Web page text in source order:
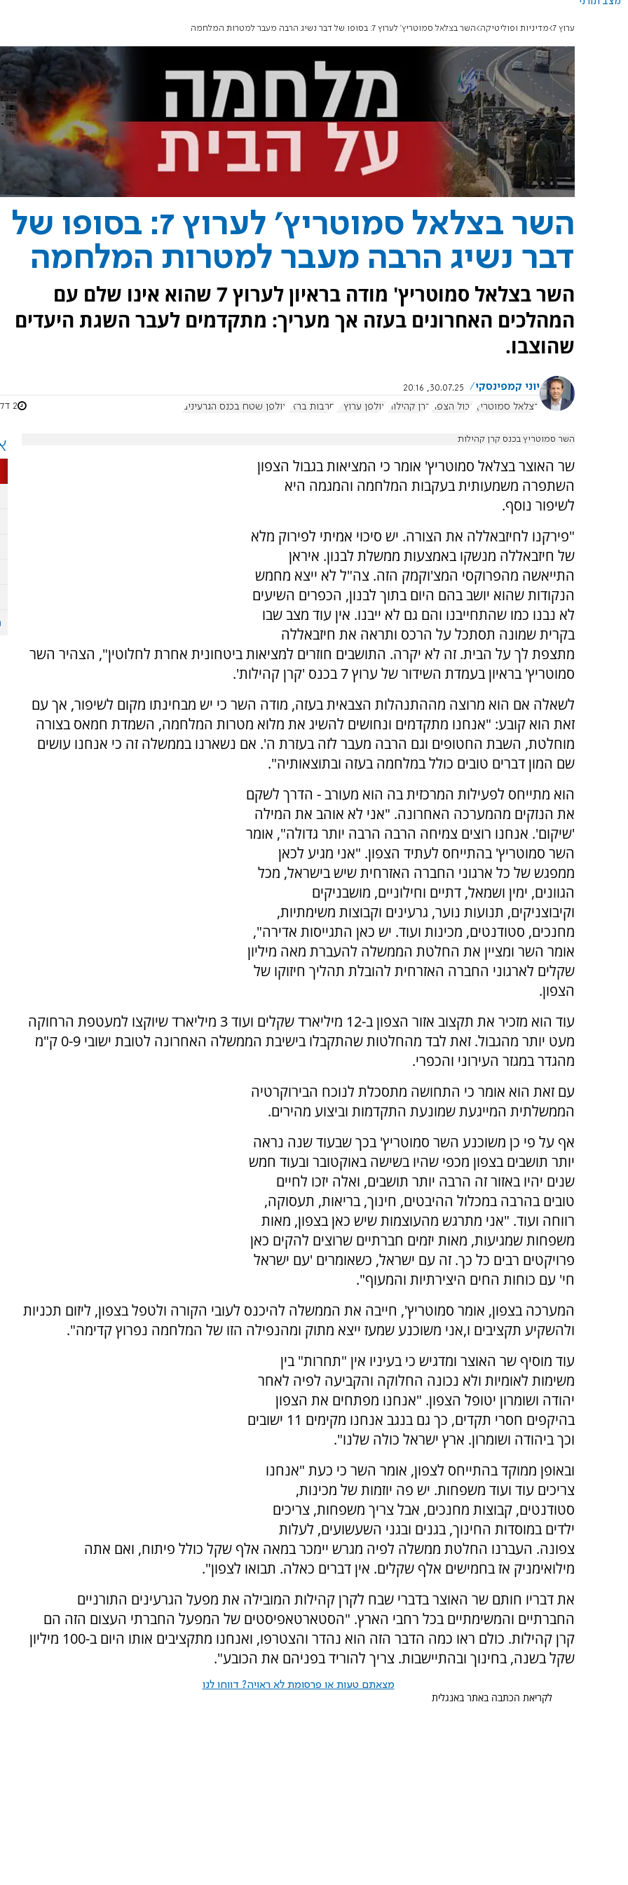
ערוץ 7 מדיניות ופוליטיקה השר בצלאל סמוטריץ' לערוץ 7: בסופו של דבר נשיג הרבה מעבר למטרות המלחמה
השר בצלאל סמוטריץ' לערוץ 7: בסופו של
דבר נשיג הרבה מעבר למטרות המלחמה
השר בצלאל סמוטריץ' מודה בראיון לערוץ 7 שהוא אינו שלם עם
המהלכים האחרונים בעזה אך מעריך: מתקדמים לעבר השגת היעדים
שהוצבו.
יוני קמפינסקי
30.07.25, 20:16
בצלאל סמוטריץ' גבול הצפון קרן קהילות אולפן ערוץ 7 חרבות ברזל אולפן שטח בכנס הגרעינים 2 דקות
השר סמוטריץ בכנס קרן קהילות
שר האוצר בצלאל סמוטריץ' אומר כי המציאות בגבול הצפון
השתפרה משמעותית בעקבות המלחמה והמגמה היא
לשיפור נוסף.
"פירקנו לחיזבאללה את הצורה. יש סיכוי אמיתי לפירוק מלא
של חיזבאללה מנשקו באמצעות ממשלת לבנון. איראן
התייאשה מהפרוקסי המצ'וקמק הזה. צה"ל לא ייצא מחמש
הנקודות שהוא יושב בהם היום בתוך לבנון, הכפרים השיעים
לא נבנו כמו שהתחייבנו והם גם לא ייבנו. אין עוד מצב שבו
בקרית שמונה תסתכל על הרכס ותראה את חיזבאללה
מתצפת לך על הבית. זה לא יקרה. התושבים חוזרים למציאות ביטחונית אחרת לחלוטין", הצהיר השר
סמוטריץ' בראיון בעמדת השידור של ערוץ 7 בכנס 'קרן קהילות'.
לשאלה אם הוא מרוצה מההתנהלות הצבאית בעזה, מודה השר כי יש מבחינתו מקום לשיפור, אך עם
זאת הוא קובע: "אנחנו מתקדמים ונחושים להשיג את מלוא מטרות המלחמה, השמדת חמאס בצורה
מוחלטת, השבת החטופים וגם הרבה מעבר לזה בעזרת ה'. אם נשארנו בממשלה זה כי אנחנו עושים
שם המון דברים טובים כולל במלחמה בעזה ובתוצאותיה".
הוא מתייחס לפעילות המרכזית בה הוא מעורב - הדרך לשקם
את הנזקים מהמערכה האחרונה. "אני לא אוהב את המילה
'שיקום'. אנחנו רוצים צמיחה הרבה הרבה יותר גדולה", אומר
השר סמוטריץ' בהתייחס לעתיד הצפון. "אני מגיע לכאן
ממפגש של כל ארגוני החברה האזרחית שיש בישראל, מכל
הגוונים, ימין ושמאל, דתיים וחילוניים, מושבניקים
וקיבוצניקים, תנועות נוער, גרעינים וקבוצות משימתיות,
מחנכים, סטודנטים, מכינות ועוד. יש כאן התגייסות אדירה",
אומר השר ומציין את החלטת הממשלה להעברת מאה מיליון
שקלים לארגוני החברה האזרחית להובלת תהליך חיזוקו של
הצפון.
עוד הוא מזכיר את תקצוב אזור הצפון ב-12 מיליארד שקלים ועוד 3 מיליארד שיוקצו למעטפת הרחוקה
מעט יותר מהגבול. זאת לבד מהחלטות שהתקבלו בישיבת הממשלה האחרונה לטובת ישובי 0-9 ק"מ
מהגדר במגזר העירוני והכפרי.
עם זאת הוא אומר כי התחושה מתסכלת לנוכח הבירוקרטיה
הממשלתית המייגעת שמונעת התקדמות וביצוע מהירים.
אף על פי כן משוכנע השר סמוטריץ' בכך שבעוד שנה נראה
יותר תושבים בצפון מכפי שהיו בשישה באוקטובר ובעוד חמש
שנים יהיו באזור זה הרבה יותר תושבים, ואלה יזכו לחיים
טובים בהרבה במכלול ההיבטים, חינוך, בריאות, תעסוקה,
רווחה ועוד. "אני מתרגש מהעוצמות שיש כאן בצפון, מאות
משפחות שמגיעות, מאות יזמים חברתיים שרוצים להקים כאן
פרויקטים רבים כל כך. זה עם ישראל, כשאומרים 'עם ישראל
חי' עם כוחות החים היצירתיות והמעוף".
המערכה בצפון, אומר סמוטריץ', חייבה את הממשלה להיכנס לעובי הקורה ולטפל בצפון, ליזום תכניות
ולהשקיע תקציבים ו,אני משוכנע שמעז ייצא מתוק ומהנפילה הזו של המלחמה נפרוץ קדימה".
עוד מוסיף שר האוצר ומדגיש כי בעיניו אין "תחרות" בין
משימות לאומיות ולא נכונה החלוקה והקביעה לפיה לאחר
יהודה ושומרון יטופל הצפון. "אנחנו מפתחים את הצפון
בהיקפים חסרי תקדים, כך גם בנגב אנחנו מקימים 11 ישובים
וכך ביהודה ושומרון. ארץ ישראל כולה שלנו".
ובאופן ממוקד בהתייחס לצפון, אומר השר כי כעת "אנחנו
צריכים עוד ועוד משפחות. יש פה יוזמות של מכינות,
סטודנטים, קבוצות מחנכים, אבל צריך משפחות, צריכים
ילדים במוסדות החינוך, בגנים ובגני השעשועים, לעלות
צפונה. העברנו החלטת ממשלה לפיה מגרש יימכר במאה אלף שקל כולל פיתוח, ואם אתה
מילואימניק אז בחמישים אלף שקלים. אין דברים כאלה. תבואו לצפון".
את דבריו חותם שר האוצר בדברי שבח לקרן קהילות המובילה את מפעל הגרעינים התורניים
החברתיים והמשימתיים בכל רחבי הארץ. "הסטארטאפיסטים של המפעל החברתי העצום הזה הם
קרן קהילות. כולם ראו כמה הדבר הזה הוא נהדר והצטרפו, ואנחנו מתקציבים אותו היום ב-100 מיליון
שקל בשנה, בחינוך ובהתיישבות. צריך להוריד בפניהם את הכובע".
מצאתם טעות או פרסומת לא ראויה? דווחו לנו
לקריאת הכתבה באתר באנגלית